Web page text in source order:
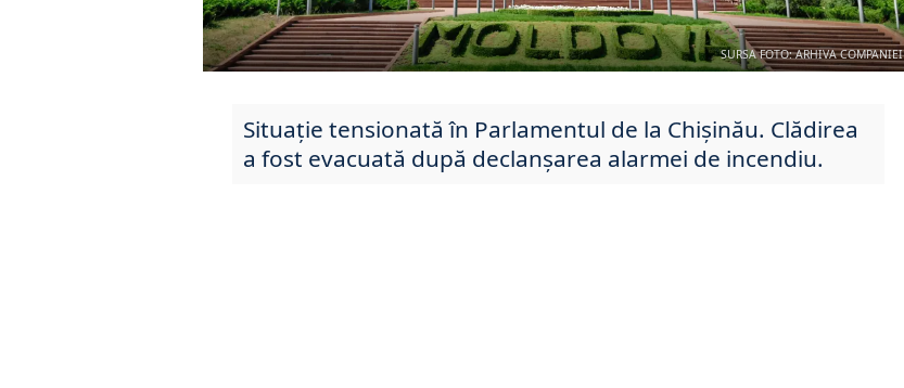
SURSA FOTO: ARHIVA COMPANIEI
Situație tensionată în Parlamentul de la Chișinău. Clădirea
a fost evacuată după declanșarea alarmei de incendiu.